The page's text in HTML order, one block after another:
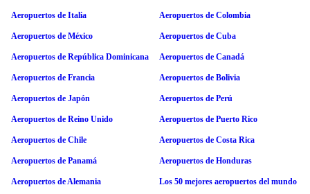
Aeropuertos de Italia Aeropuertos de Colombia
Aeropuertos de México Aeropuertos de Cuba
Aeropuertos de República Dominicana Aeropuertos de Canadá
Aeropuertos de Francia Aeropuertos de Bolivia
Aeropuertos de Japón Aeropuertos de Perú
Aeropuertos de Reino Unido Aeropuertos de Puerto Rico
Aeropuertos de Chile Aeropuertos de Costa Rica
Aeropuertos de Panamá Aeropuertos de Honduras
Aeropuertos de Alemania Los 50 mejores aeropuertos del mundo